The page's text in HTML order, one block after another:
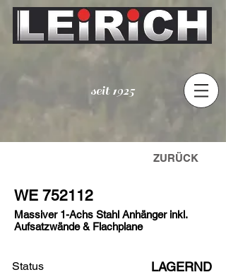
seit 1925
ZURÜCK
WE 752112
Massiver 1-Achs Stahl Anhänger inkl.
Aufsatzwände & Flachplane
Status LAGERND